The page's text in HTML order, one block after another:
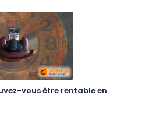
vous être rentable en